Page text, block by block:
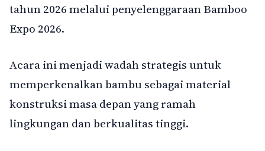
tahun 2026 melalui penyelenggaraan Bamboo
Expo 2026.
Acara ini menjadi wadah strategis untuk
memperkenalkan bambu sebagai material
konstruksi masa depan yang ramah
lingkungan dan berkualitas tinggi.